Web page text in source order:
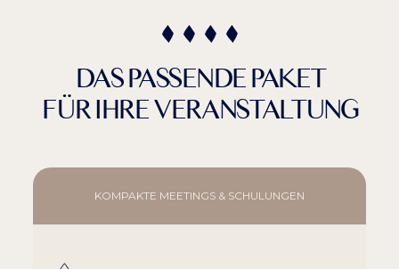
DAS PASSENDE PAKET
FÜR IHRE VERANSTALTUNG
KOMPAKTE MEETINGS & SCHULUNGEN